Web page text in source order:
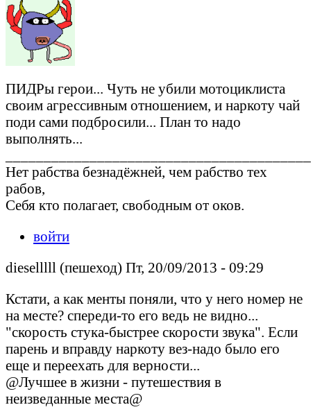
ПИДРы герои... Чуть не убили мотоциклиста
своим агрессивным отношением, и наркоту чай
поди сами подбросили... План то надо
выполнять...
Нет рабства безнадёжней, чем рабство тех
рабов,
Себя кто полагает, свободным от оков.
войти
dieselllll (пешеход) Пт, 20/09/2013 - 09:29
Кстати, а как менты поняли, что у него номер не
на месте? спереди-то его ведь не видно...
"скорость стука-быстрее скорости звука". Если
парень и вправду наркоту вез-надо было его
еще и переехать для верности...
@Лучшее в жизни - путешествия в
неизведанные места@